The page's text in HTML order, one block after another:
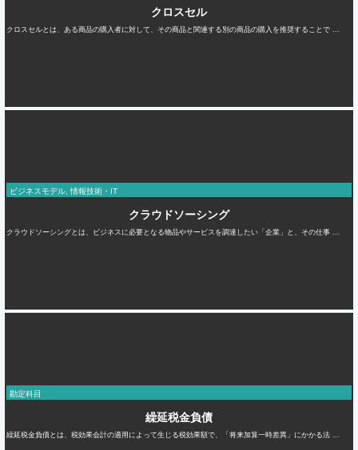
クロスセル
クロスセルとは、ある商品の購入者に対して、その商品と関連する別の商品の購入を推奨することで ...
ビジネスモデル, 情報技術・IT
クラウドソーシング
クラウドソーシングとは、ビジネスに必要となる物品やサービスを調達したい「企業」と、その仕事 ...
勘定科目
繰延税金負債
繰延税金負債とは、税効果会計の適用によって生じる税効果額で、「将来加算一時差異」にかかる法 ...